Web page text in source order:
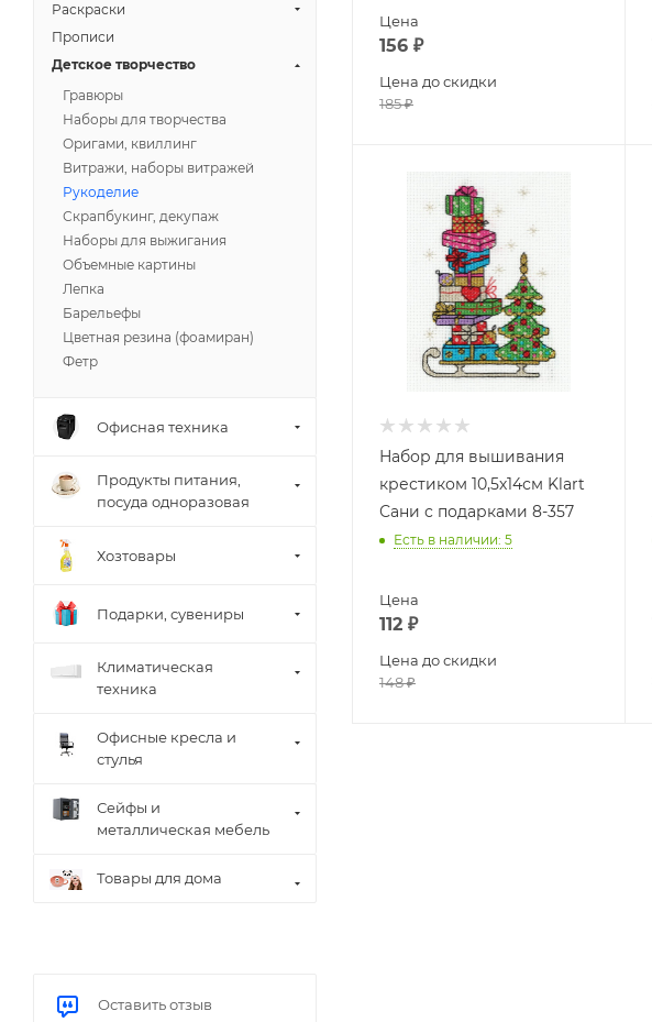
Цена
156 ₽
Цена до скидки
185₽
Набор для вышивания
крестиком 10,5х14см Klart
Сани с подарками 8-357
Есть в наличии: 5
Цена
112 ₽
Цена до скидки
148₽
Раскраски
Прописи
Детское творчество
Гравюры
Наборы для творчества
Оригами, квиллинг
Витражи, наборы витражей
Рукоделие
Скрапбукинг, декупаж
Наборы для выжигания
Объемные картины
Лепка
Барельефы
Цветная резина (фоамиран)
Фетр
Офисная техника
Продукты питания,
посуда одноразовая
Хозтовары
Подарки, сувениры
Климатическая
техника
Офисные кресла и
стулья
Сейфы и
металлическая мебель
Товары для дома
Оставить отзыв